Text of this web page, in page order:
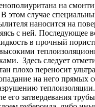
на
этом случае
наносится на
с ней. Последующее
в прочный
Здесь следует
плохо переносит
на него прямых
его затвердевания